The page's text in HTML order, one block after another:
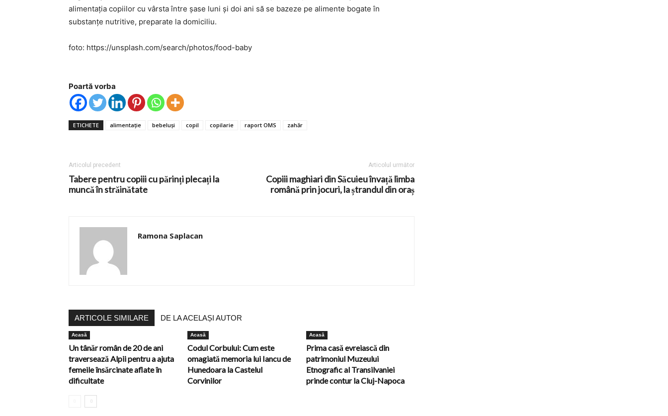
alimentaţia copiilor cu vârsta între şase luni şi doi ani să se bazeze pe alimente bogate în
substanţe nutritive, preparate la domiciliu.
foto: https://unsplash.com/search/photos/food-baby
Poartă vorba
ETICHETE alimentaţie bebeluşi copil copilarie raport OMS zahăr
Articolul precedent
Tabere pentru copiii cu părinți plecați la
muncă în străinătate
Articolul următor
Copiii maghiari din Săcuieu învață limba
română prin jocuri, la ștrandul din oraș
Ramona Saplacan
ARTICOLE SIMILARE DE LA ACELAȘI AUTOR
Acasă
Un tânăr român de 20 de ani
traversează Alpii pentru a ajuta
femeile însărcinate aflate în
dificultate
Acasă
Codul Corbului: Cum este
omagiată memoria lui Iancu de
Hunedoara la Castelul
Corvinilor
Acasă
Prima casă evreiască din
patrimoniul Muzeului
Etnografic al Transilvaniei
prinde contur la Cluj-Napoca